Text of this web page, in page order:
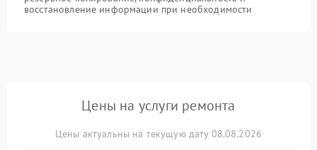
восстановление информации при необходимости
Цены на услуги ремонта
Цены актуальны на текущую дату 08.08.2026